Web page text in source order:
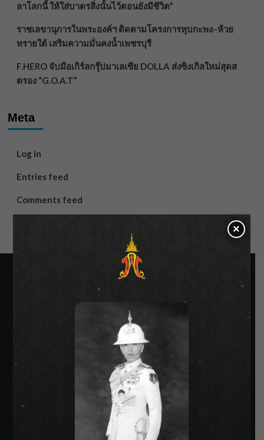
ลาโลกนี้ ให้ใส่บาตรสิ่งนั้นไว้ตอนยังมีชีวิต”
ราชเลขานุการในพระองค์ฯ ติดตามโครงการหุบกะพง–ห้วย
ทรายใต้ เสริมความมั่นคงน้ำเพชรบุรี
F.HERO จับมือเกิร์ลกรุ๊ปมาเลเซีย DOLLA ส่งซิงเกิลใหม่สุดส
ตรอง “G.O.A.T”
Meta
Log in
Entries feed
Comments feed
SIAMRATH VARIETY
THE BEST ENTERTAINMENT
×